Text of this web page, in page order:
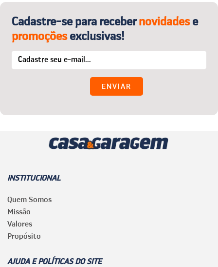
Cadastre-se para recebernovidadese
promoçõesexclusivas!
INSTITUCIONAL
Quem Somos
Missão
Valores
Propósito
AJUDA E POLÍTICAS DO SITE